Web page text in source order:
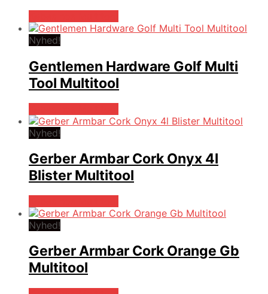
Nyhed!
Gentlemen Hardware Golf Multi
Tool Multitool
Nyhed!
Gerber Armbar Cork Onyx 4l
Blister Multitool
Nyhed!
Gerber Armbar Cork Orange Gb
Multitool